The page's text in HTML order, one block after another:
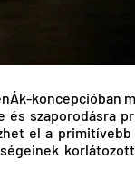
koncepcióban
szaporodásra
el a